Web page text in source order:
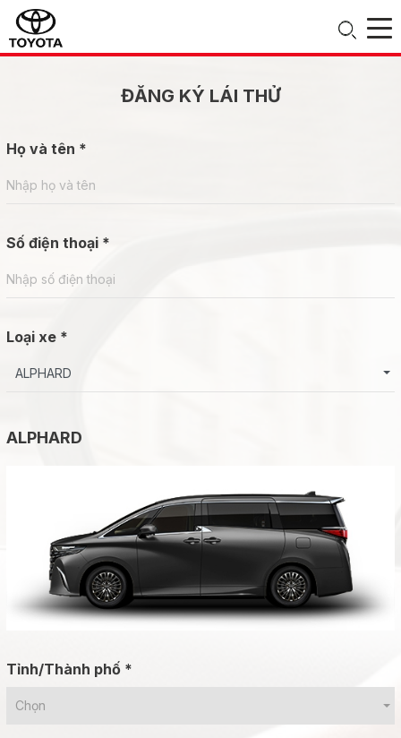
ĐĂNG KÝ LÁI THỬ
Họ và tên *
Số điện thoại *
Loại xe *
ALPHARD
ALPHARD
Tỉnh/Thành phố *
Chọn